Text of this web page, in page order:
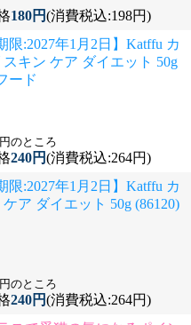
180円(消費税込:198円)
限:2027年1月2日】Katffu カ
スキン ケア ダイエット 50g
ード
のところ
240円(消費税込:264円)
限:2027年1月2日】Katffu カ
ケア ダイエット 50g (86120)
のところ
240円(消費税込:264円)